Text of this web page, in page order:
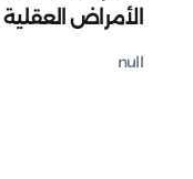
الأمراض العقلية
null